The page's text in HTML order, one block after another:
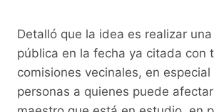
Detalló que la idea es realizar
pública en la fecha ya citada con
comisiones vecinales, en especial
personas a quienes puede